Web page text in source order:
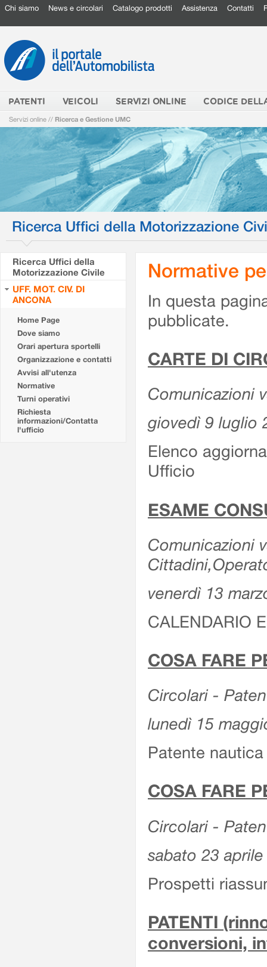
Chi siamo News e circolari Catalogo prodotti Assistenza Contatti
PATENTI VEICOLI SERVIZI ONLINE CODICE
Servizi online // Ricerca e Gestione UMC
Ricerca Uffici della Motorizzazione
Ricerca Uffici della
Motorizzazione Civile
UFF. MOT. CIV. DI
ANCONA
Home Page
Dove siamo
Orari apertura sportelli
Organizzazione e contatti
Avvisi all'utenza
Normative
Turni operativi
Richiesta
informazioni/Contatta
l'ufficio
Normative
In questa
pubblicate.
CARTE DI
Comunicazioni
giovedì 9 luglio
Elenco
Ufficio
ESAME
Comunicazioni
venerdì 13
CALENDARIO
COSA FARE
Circolari -
lunedì 15
Patente
COSA FARE
Circolari -
sabato 23
Prospetti
PATENTI
conversioni,